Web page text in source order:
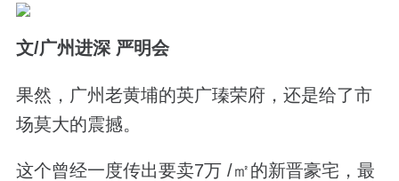
文/广州进深 严明会
果然，广州老黄埔的英广瑧荣府，还是给了市
场莫大的震撼。
这个曾经一度传出要卖7万 /㎡的新晋豪宅，最